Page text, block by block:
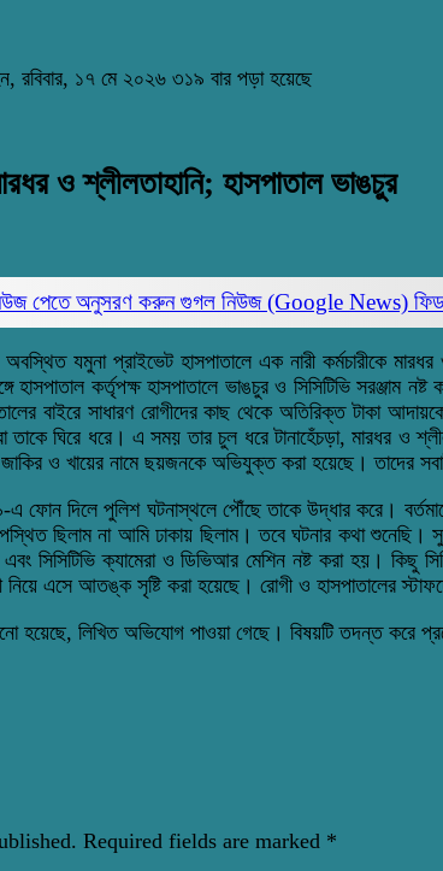
১৭ মে ২০২৬ ৩১৯ বার পড়া হয়েছে
ও শ্লীলতাহানি; হাসপাতাল ভাঙচুর
পেতে অনুসরণ করুনগুগল নিউজ (Google News)
অবস্থিত যমুনা প্রাইভেট হাসপাতালে এক নারী কর্মচারীকে
কর্তৃপক্ষ হাসপাতালে ভাঙচুর ও সিসিটিভি সরঞ্জাম
বাইরে সাধারণ রোগীদের কাছ থেকে অতিরিক্ত টাকা
তাকে ঘিরে ধরে। এ সময় তার চুল ধরে টানাহেঁচড়া, মারধর
ও খায়ের নামে ছয়জনকে অভিযুক্ত করা হয়েছে। তাদের
দিলে পুলিশ ঘটনাস্থলে পৌঁছে তাকে উদ্ধার করে।
ছিলাম না আমি ঢাকায় ছিলাম। তবে ঘটনার কথা
সিসিটিভি ক্যামেরা ও ডিভিআর মেশিন নষ্ট করা হয়। কিছু
এসে আতঙ্ক সৃষ্টি করা হয়েছে। রোগী ও হাসপাতালের
হয়েছে, লিখিত অভিযোগ পাওয়া গেছে। বিষয়টি তদন্ত করে
Required fields are marked *